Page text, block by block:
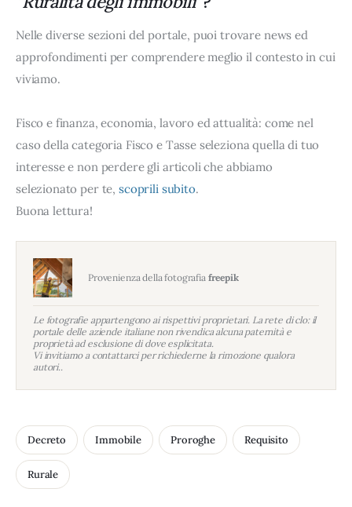
Nelle diverse sezioni del portale, puoi trovare news ed
approfondimenti per comprendere meglio il contesto in cui
viviamo.
Fisco e finanza, economia, lavoro ed attualità: come nel
caso della categoria Fisco e Tasse seleziona quella di tuo
interesse e non perdere gli articoli che abbiamo
selezionato per te, scoprili subito.
Buona lettura!
Provenienza della fotografia freepik
Le fotografie appartengono ai rispettivi proprietari. La rete di clo: il
portale delle aziende italiane non rivendica alcuna paternità e
proprietà ad esclusione di dove esplicitata.
Vi invitiamo a contattarci per richiederne la rimozione qualora
autori..
Decreto Immobile Proroghe Requisito
Rurale